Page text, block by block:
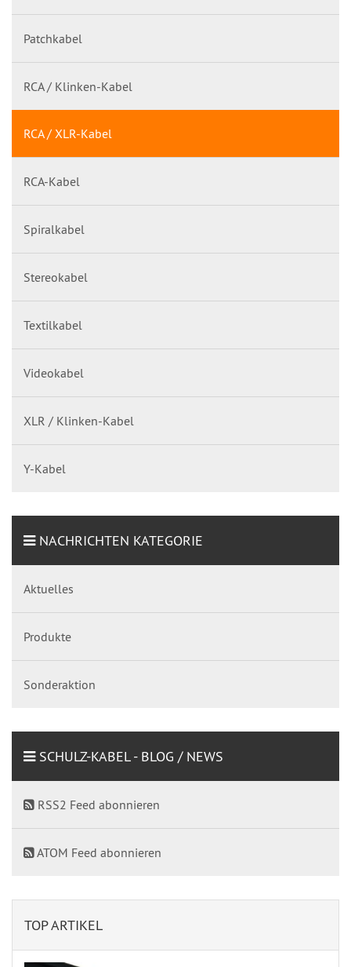
Patchkabel
RCA / Klinken-Kabel
RCA / XLR-Kabel
RCA-Kabel
Spiralkabel
Stereokabel
Textilkabel
Videokabel
XLR / Klinken-Kabel
Y-Kabel
NACHRICHTEN KATEGORIE
Aktuelles
Produkte
Sonderaktion
SCHULZ-KABEL - BLOG / NEWS
RSS2 Feed abonnieren
ATOM Feed abonnieren
TOP ARTIKEL